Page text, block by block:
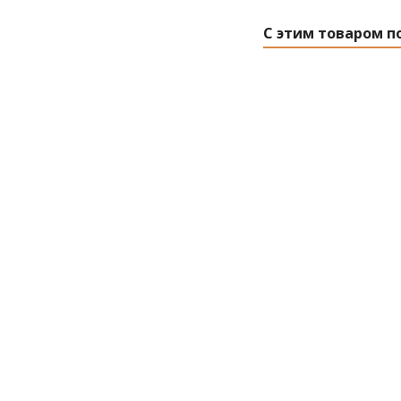
С этим товаром